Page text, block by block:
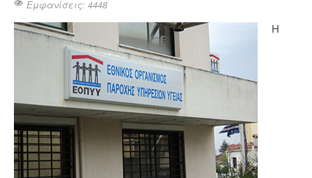
Εμφανίσεις: 4448
Η